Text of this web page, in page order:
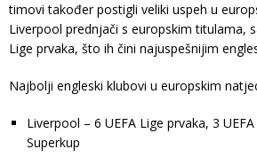
timovi također postigli veliki uspeh u
Liverpool prednjači s europskim titulama,
Lige prvaka, što ih čini najuspešnijim
Najbolji engleski klubovi u europskim
Liverpool – 6 UEFA Lige prvaka, 3
Superkup